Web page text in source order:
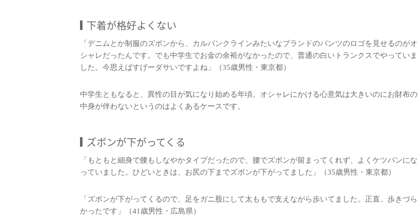
下着が格好よくない
「デニムとか制服のズボンから、カルバンクラインみたいなブランドのパンツのロゴを見せるのがオ
シャレだったんです。でも中学生でお金の余裕がなかったので、普通の白いトランクスでやっていま
した。今思えばすげーダサいですよね」（35歳男性・東京都）
中学生ともなると、異性の目が気になり始める年頃。オシャレにかける心意気は大きいのにお財布の
中身が伴わないというのはよくあるケースです。
ズボンが下がってくる
「もともと細身で腰もしなやかタイプだったので、腰でズボンが留まってくれず、よくケツパンにな
っていました。ひどいときは、お尻の下までズボンが下がってました」（35歳男性・東京都）
「ズボンが下がってくるので、足をガニ股にして太ももで支えながら歩いてました。正直、歩きづら
かったです」（41歳男性・広島県）